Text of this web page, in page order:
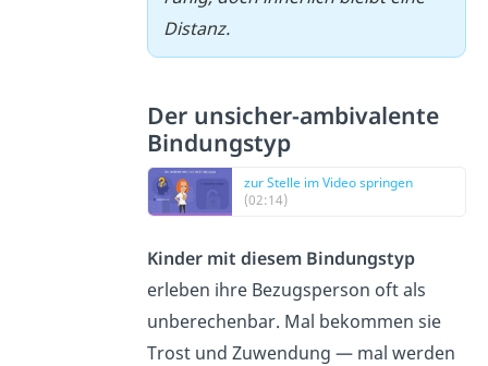
Distanz.
Der unsicher-ambivalente
Bindungstyp
zur Stelle im Video springen
(02:14)
Kinder mit diesem Bindungstyp
erleben ihre Bezugsperson oft als
unberechenbar. Mal bekommen sie
Trost und Zuwendung — mal werden